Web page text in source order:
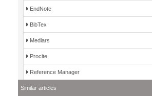
EndNote
BibTex
Medlars
Procite
Reference Manager
Similar articles